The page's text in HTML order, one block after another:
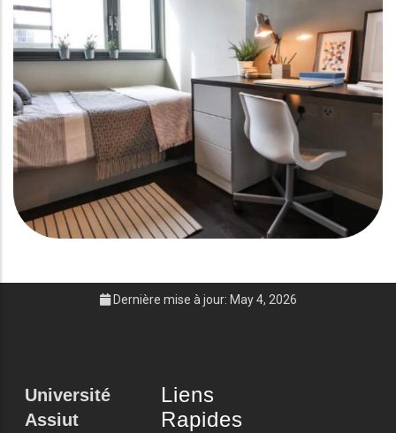
Dernière mise à jour: May 4, 2026
Université
Assiut
Liens
Rapides